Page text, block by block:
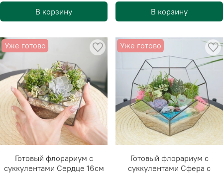
В корзину
В корзину
Уже готово
Готовый флорариум с
суккулентами Сердце 16см
Уже готово
Готовый флорариум с
суккулентами Сфера с